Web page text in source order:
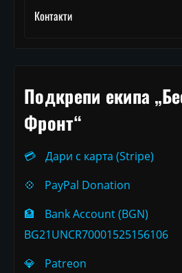
Контакти
Подкрепи екипа
Фронт“
💳
Дари с карта (Stripe)
💠
PayPal Donation
🏦
Bank Account (BGN)
BG21UNCR70001525156106
💎
Patreon